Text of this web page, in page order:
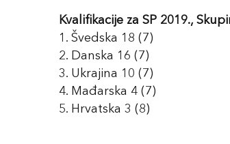
Kvalifikacije za SP 2019.,
1. Švedska 18 (7)
2. Danska 16 (7)
3. Ukrajina 10 (7)
4. Mađarska 4 (7)
5. Hrvatska 3 (8)